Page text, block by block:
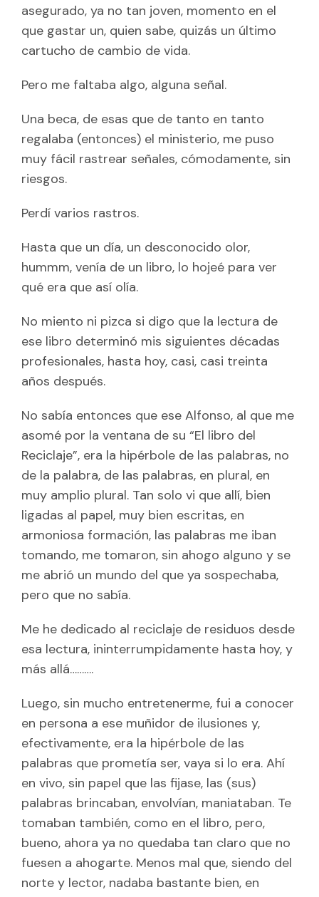
asegurado, ya no tan joven, momento en el
que gastar un, quien sabe, quizás un último
cartucho de cambio de vida.
Pero me faltaba algo, alguna señal.
Una beca, de esas que de tanto en tanto
regalaba (entonces) el ministerio, me puso
muy fácil rastrear señales, cómodamente, sin
riesgos.
Perdí varios rastros.
Hasta que un día, un desconocido olor,
hummm, venía de un libro, lo hojeé para ver
qué era que así olía.
No miento ni pizca si digo que la lectura de
ese libro determinó mis siguientes décadas
profesionales, hasta hoy, casi, casi treinta
años después.
No sabía entonces que ese Alfonso, al que me
asomé por la ventana de su “El libro del
Reciclaje”, era la hipérbole de las palabras, no
de la palabra, de las palabras, en plural, en
muy amplio plural. Tan solo vi que allí, bien
ligadas al papel, muy bien escritas, en
armoniosa formación, las palabras me iban
tomando, me tomaron, sin ahogo alguno y se
me abrió un mundo del que ya sospechaba,
pero que no sabía.
Me he dedicado al reciclaje de residuos desde
esa lectura, ininterrumpidamente hasta hoy, y
más allá……….
Luego, sin mucho entretenerme, fui a conocer
en persona a ese muñidor de ilusiones y,
efectivamente, era la hipérbole de las
palabras que prometía ser, vaya si lo era. Ahí
en vivo, sin papel que las fijase, las (sus)
palabras brincaban, envolvían, maniataban. Te
tomaban también, como en el libro, pero,
bueno, ahora ya no quedaba tan claro que no
fuesen a ahogarte. Menos mal que, siendo del
norte y lector, nadaba bastante bien, en